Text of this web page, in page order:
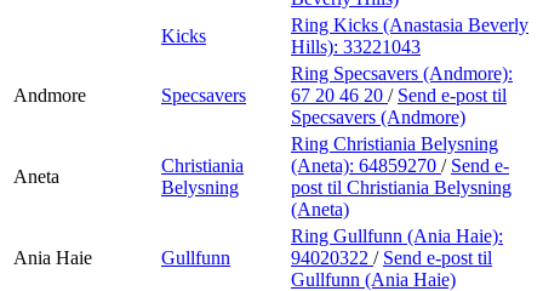
Kicks
Ring Kicks (Anastasia Beverly
Hills): 33221043
Andmore Specsavers
Ring Specsavers (Andmore):
67 20 46 20 / Send e-post til
Specsavers (Andmore)
Aneta
Christiania
Belysning
Ring Christiania Belysning
(Aneta): 64859270 / Send e-
post til Christiania Belysning
(Aneta)
Ania Haie Gullfunn
Ring Gullfunn (Ania Haie):
94020322 / Send e-post til
Gullfunn (Ania Haie)